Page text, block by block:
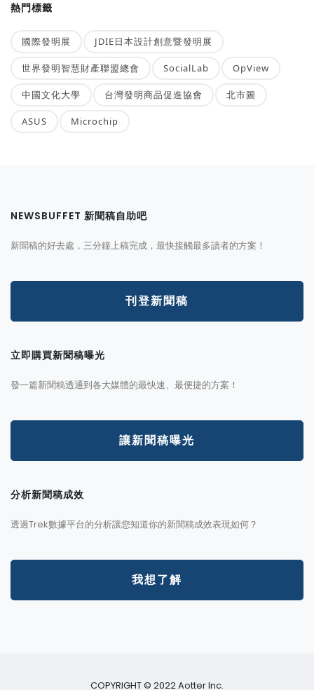
熱門標籤
國際發明展 JDIE日本設計創意暨發明展
世界發明智慧財產聯盟總會 SocialLab OpView
中國文化大學 台灣發明商品促進協會 北市圖
ASUS Microchip
NEWSBUFFET 新聞稿自助吧
新聞稿的好去處，三分鐘上稿完成，最快接觸最多讀者的方案！
刊登新聞稿
立即購買新聞稿曝光
發一篇新聞稿透通到各大媒體的最快速、最便捷的方案！
讓新聞稿曝光
分析新聞稿成效
透過Trek數據平台的分析讓您知道你的新聞稿成效表現如何？
我想了解
COPYRIGHT © 2022 Aotter Inc.